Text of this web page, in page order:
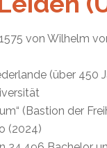
von Wilhelm
(über 450
(Bastion der
(2024)